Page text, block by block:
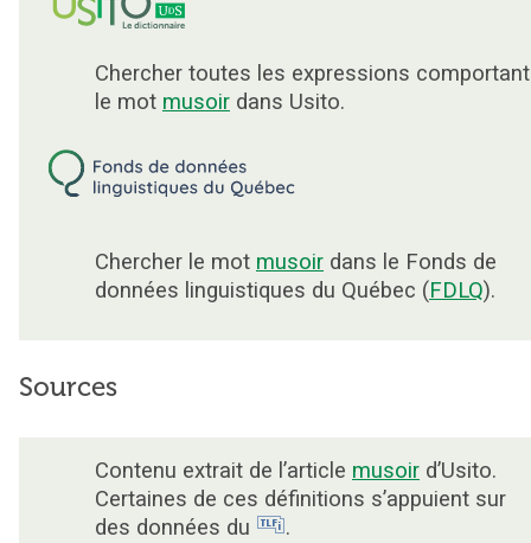
Chercher toutes les expressions comportant
le mot musoir dans Usito.
Chercher le mot musoir dans le Fonds de
données linguistiques du Québec (FDLQ).
Sources
Contenu extrait de l’article musoir d’Usito.
Certaines de ces définitions s’appuient sur
des données du
.